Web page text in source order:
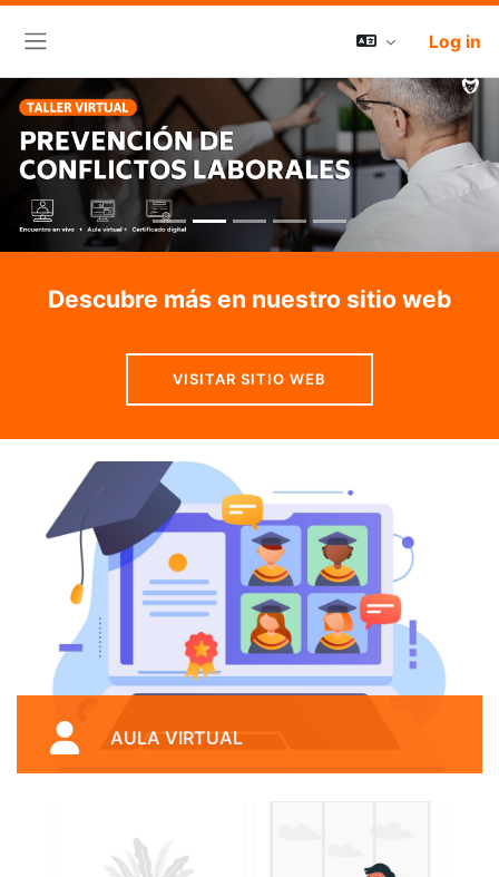
Log in
Descubre más en nuestro sitio web
VISITAR SITIO WEB
AULA VIRTUAL
experiencia de nuestra educación en